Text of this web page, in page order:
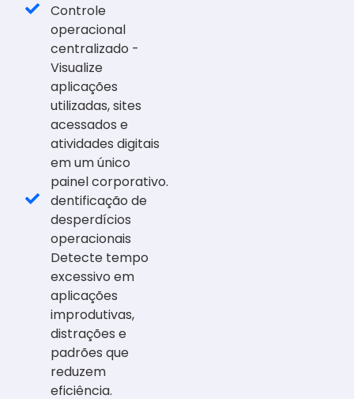
Controle
operacional
centralizado -
Visualize
aplicações
utilizadas, sites
acessados e
atividades digitais
em um único
painel corporativo.
dentificação de
desperdícios
operacionais
Detecte tempo
excessivo em
aplicações
improdutivas,
distrações e
padrões que
reduzem
eficiência.